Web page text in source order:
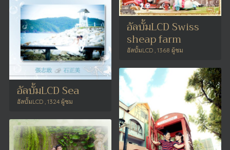
อัลบั้มLCD Swiss
sheap farm
อัลบั้มLCD , 1368 ผู้ชม
อัลบั้มLCD Sea
อัลบั้มLCD , 1324 ผู้ชม